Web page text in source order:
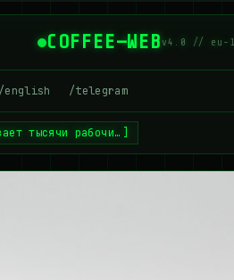
COFFEE—WEBv4.0 // eu-1
/english /telegram
тысячи рабочи…